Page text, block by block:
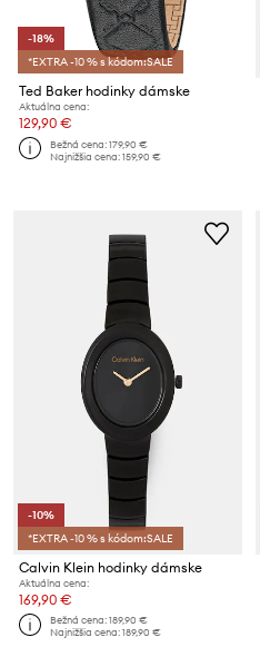
-18%
*EXTRA -10 % s kódom:SALE
Ted Baker hodinky dámske
Aktuálna cena:
129,90 €
Bežná cena:179,90 €
Najnižšia cena:159,90 €
-10%
*EXTRA -10 % s kódom:SALE
Calvin Klein hodinky dámske
Aktuálna cena:
169,90 €
Bežná cena:189,90 €
Najnižšia cena:189,90 €